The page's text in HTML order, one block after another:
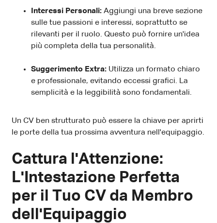
Interessi Personali: Aggiungi una breve sezione
sulle tue passioni e interessi, soprattutto se
rilevanti per il ruolo. Questo può fornire un'idea
più completa della tua personalità.
Suggerimento Extra: Utilizza un formato chiaro
e professionale, evitando eccessi grafici. La
semplicità e la leggibilità sono fondamentali.
Un CV ben strutturato può essere la chiave per aprirti
le porte della tua prossima avventura nell'equipaggio.
Cattura l'Attenzione:
L'Intestazione Perfetta
per il Tuo CV da Membro
dell'Equipaggio